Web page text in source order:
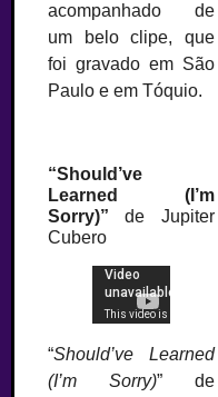
acompanhado de
um belo clipe, que
foi gravado em São
Paulo e em Tóquio.
“Should’ve
Learned (I’m
Sorry)”de Jupiter
Cubero
“Should’ve Learned
(I’m Sorry)” de